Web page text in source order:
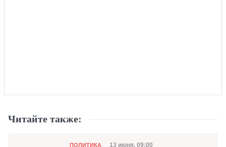
Читайте также:
Категория
ПОЛИТИКА 13 июня, 09:00